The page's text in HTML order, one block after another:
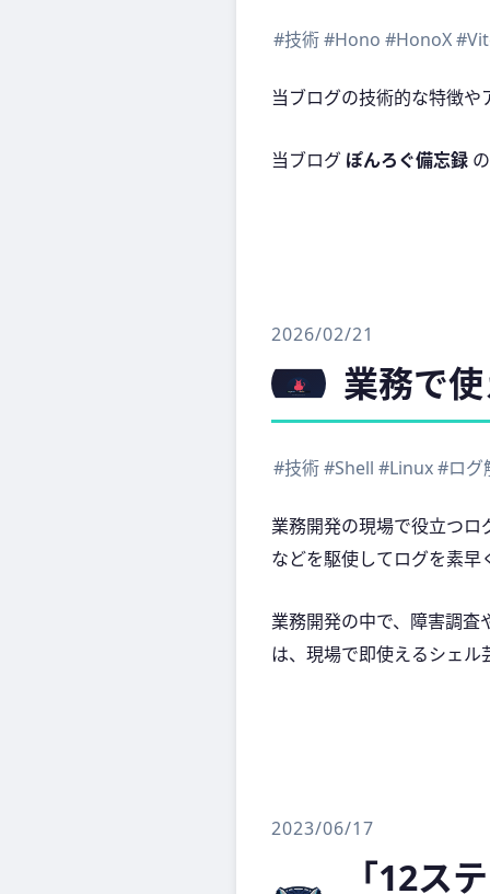
#技術#Hono #HonoX
当ブログの技術的な特徴や
当ブログ ぽんろぐ備忘録
2026/02/21
業務で
#技術#Shell #Linux#ログ
業務開発の現場で役立つ
などを駆使してログを素早
業務開発の中で、障害調
は、現場で即使えるシェ
2023/06/17
「12ス